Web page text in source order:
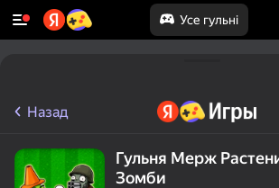
Усе гульні
Назад
Гульня Мерж
Зомби